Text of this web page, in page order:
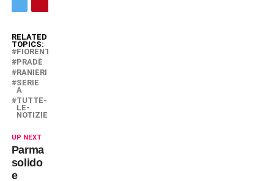
RELATED
TOPICS:
FIORENTINA
PRADÈ
RANIERI
SERIE
A
TUTTE-
LE-
NOTIZIE
UP NEXT
Parma
solido
e